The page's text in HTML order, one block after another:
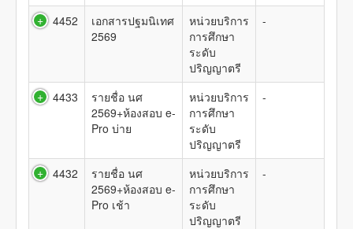
4452
เอกสารปฐมนิเทศ
2569
หน่วยบริการ
การศึกษา
ระดับ
ปริญญาตรี
-
4433
รายชื่อ นศ
2569+ห้องสอบ e-
Pro บ่าย
หน่วยบริการ
การศึกษา
ระดับ
ปริญญาตรี
-
4432
รายชื่อ นศ
2569+ห้องสอบ e-
Pro เช้า
หน่วยบริการ
การศึกษา
ระดับ
ปริญญาตรี
-